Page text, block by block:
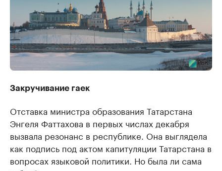
Закручивание гаек
Отставка министра образования Татарстана
Энгеля Фаттахова в первых числах декабря
вызвала резонанс в республике. Она выглядела
как подпись под актом капитуляции Татарстана в
вопросах языковой политики. Но была ли сама